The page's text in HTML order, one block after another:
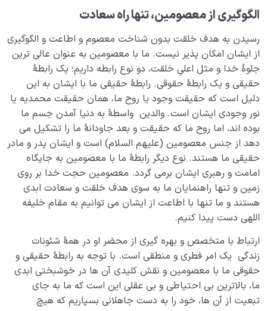
الگوگیری از معصومین، تنها راه سعادت
رسیدن به هدف خلقت بدون شناخت معصوم و اطاعت و الگوگیری
از ایشان امکان پذیر نیست. ما با معصومین به عنوان عالی ترین
جلوۀ خدا و مثل اعلیِ خلقت، دو نوع رابطه داریم؛ یک رابطۀ
حقیقی و یک رابطۀ حقوقی. رابطۀ حقیقی ما با ایشان به این
دلیل است که حقیقت وجود یا روح ما، همان حقیقت محمدیه یا
نور وجودی ایشان است. والدین واسطۀ به دنیا آمدن جسم ما
بوده اند، اما روح ما که حقیقت و بعد جاودانۀ ما را تشکیل می
دهد از جنس معصومین (علیهم السلام) است و ایشان پدر و مادر
حقیقی ما هستند. نوع دیگر رابطۀ ما با معصومین به جایگاه
امامت و رهبری ایشان برمی گردد. معصومین حجت خدا بر روی
زمین و تنها راهنمایان ما به سوی هدف خلقت و سعادت ابدی
هستند و ما تنها با اطاعت از ایشان می توانیم به مقام خلیفه
اللهی دست پیدا کنیم.
ارتباط با متخصص و بهره گیری از محضر او در همۀ شئونات
زندگی یک امر فطری و منطقی است. با توجه به رابطۀ حقیقی و
حقوقی ما با معصومین و نقش کلیدی آن ها در خوشبختی ابدی
ما، بالاترین بی احتیاطی و بی عقلی این است که ما به جای
تبعیت از آن ها، خود را به دست جاهلانی بسپاریم که هیچ